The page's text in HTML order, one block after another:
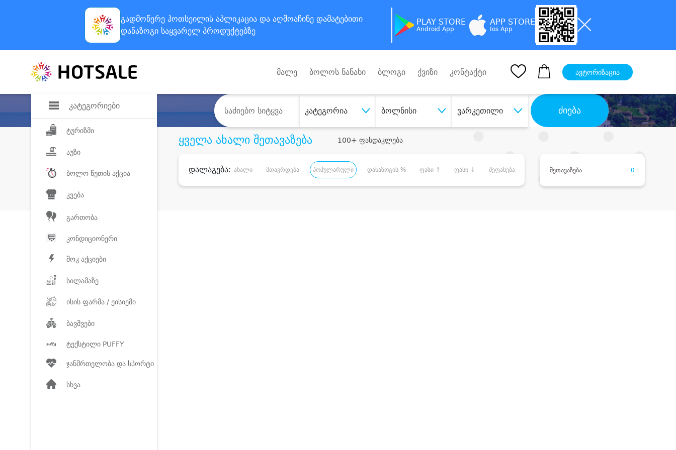
გადმოწერე ჰოთსეილის აპლიკაცია და აღმოაჩინე დამატებითი
დანაზოგი საყვარელ პროდუქტებზე
PLAY STORE
Android App
APP STORE
Ios App
კატეგორიები
ტურიზმი
აუზი
ბოლო წუთის აქცია
კვება
გართობა
კონდიციონერი
შოკ აქციები
სილამაზე
ისის ფარმა / ეისიემი
ბავშვები
ტექსტილი PUFFY
ჯანმრთელობა და სპორტი
სხვა
მალე ბოლოს ნანახი ბლოგი ქვიზი კონტაქტი ავტორიზაცია
კატეგორია ბოლნისი ვარკეთილი ძიება
ყველა ახალი შეთავაზება 100+ ფასდაკლება
დალაგება: ახალი მთავრდება პოპულარული დანაზოგის % ფასი ↑ ფასი ↓ შეფასება შეთავაზება 0